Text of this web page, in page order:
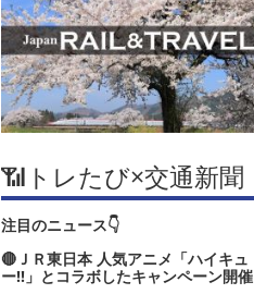
📶トレたび×交通新聞
注目のニュース👇
🔴ＪＲ東日本 人気アニメ「ハイキュ
ー‼」とコラボしたキャンペーン開催